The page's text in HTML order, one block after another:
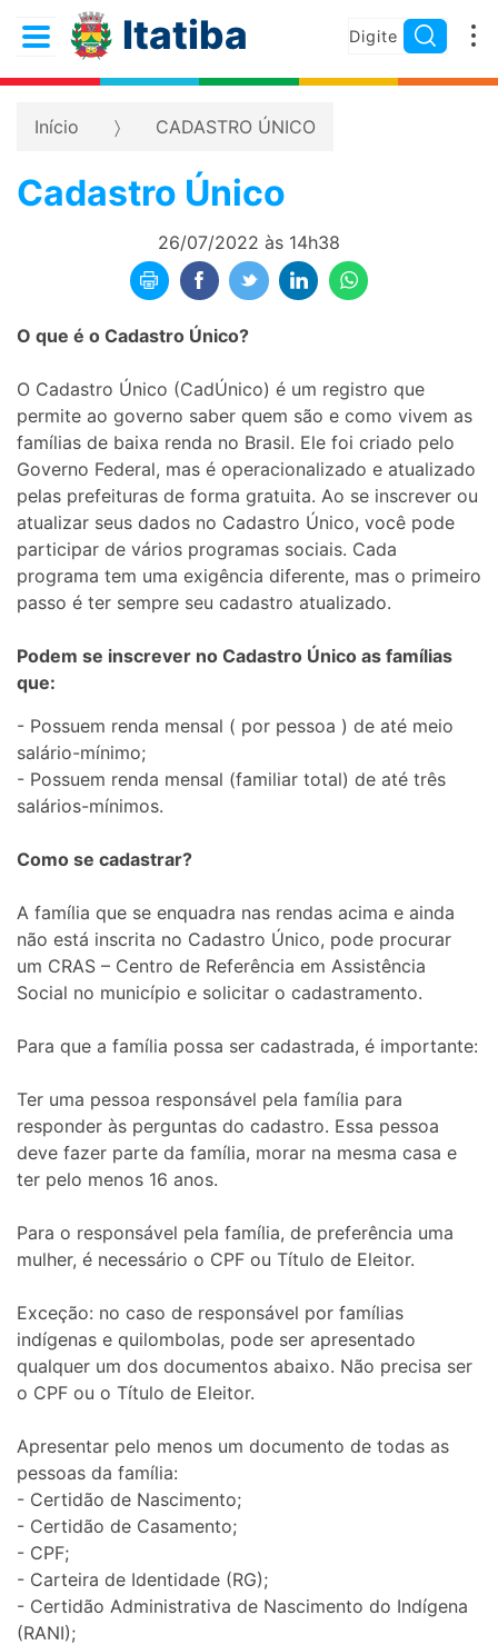
Itatiba
Início CADASTRO ÚNICO
Cadastro Único
26/07/2022 às 14h38
O que é o Cadastro Único?
O Cadastro Único (CadÚnico) é um registro que
permite ao governo saber quem são e como vivem as
famílias de baixa renda no Brasil. Ele foi criado pelo
Governo Federal, mas é operacionalizado e atualizado
pelas prefeituras de forma gratuita. Ao se inscrever ou
atualizar seus dados no Cadastro Único, você pode
participar de vários programas sociais. Cada
programa tem uma exigência diferente, mas o primeiro
passo é ter sempre seu cadastro atualizado.
Podem se inscrever no Cadastro Único as famílias
que:
- Possuem renda mensal ( por pessoa ) de até meio
salário-mínimo;
- Possuem renda mensal (familiar total) de até três
salários-mínimos.
Como se cadastrar?
A família que se enquadra nas rendas acima e ainda
não está inscrita no Cadastro Único, pode procurar
um CRAS – Centro de Referência em Assistência
Social no município e solicitar o cadastramento.
Para que a família possa ser cadastrada, é importante:
Ter uma pessoa responsável pela família para
responder às perguntas do cadastro. Essa pessoa
deve fazer parte da família, morar na mesma casa e
ter pelo menos 16 anos.
Para o responsável pela família, de preferência uma
mulher, é necessário o CPF ou Título de Eleitor.
Exceção: no caso de responsável por famílias
indígenas e quilombolas, pode ser apresentado
qualquer um dos documentos abaixo. Não precisa ser
o CPF ou o Título de Eleitor.
Apresentar pelo menos um documento de todas as
pessoas da família:
- Certidão de Nascimento;
- Certidão de Casamento;
- CPF;
- Carteira de Identidade (RG);
- Certidão Administrativa de Nascimento do Indígena
(RANI);